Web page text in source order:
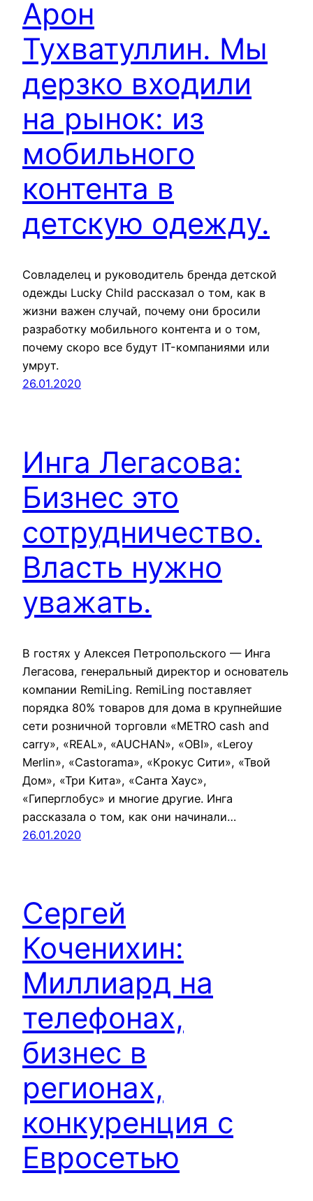
Арон
Тухватуллин. Мы
дерзко входили
на рынок: из
мобильного
контента в
детскую одежду.
Совладелец и руководитель бренда детской
одежды Lucky Child рассказал о том, как в
жизни важен случай, почему они бросили
разработку мобильного контента и о том,
почему скоро все будут IT-компаниями или
умрут.
26.01.2020
Инга Легасова:
Бизнес это
сотрудничество.
Власть нужно
уважать.
В гостях у Алексея Петропольского — Инга
Легасова, генеральный директор и основатель
компании RemiLing. RemiLing поставляет
порядка 80% товаров для дома в крупнейшие
сети розничной торговли «METRO cash and
carry», «REAL», «AUCHAN», «OBI», «Leroy
Merlin», «Castorama», «Крокус Сити», «Твой
Дом», «Три Кита», «Санта Хаус»,
«Гиперглобус» и многие другие. Инга
рассказала о том, как они начинали…
26.01.2020
Сергей
Коченихин:
Миллиард на
телефонах,
бизнес в
регионах,
конкуренция с
Евросетью